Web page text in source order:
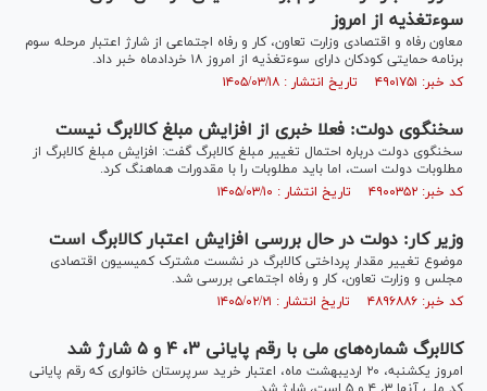
سوءتغذیه از امروز
معاون رفاه و اقتصادی وزارت تعاون، کار و رفاه اجتماعی از شارژ اعتبار مرحله سوم
برنامه حمایتی کودکان دارای سوءتغذیه از امروز ۱۸ خردادماه خبر داد.
کد خبر: ۴۹۰۱۷۵۱ تاریخ انتشار : ۱۴۰۵/۰۳/۱۸
سخنگوی دولت: فعلا خبری از افزایش مبلغ کالابرگ نیست
سخنگوی دولت درباره احتمال تغییر مبلغ کالابرگ گفت: افزایش مبلغ کالابرگ از
مطلوبات دولت است، اما باید مطلوبات را با مقدورات هماهنگ کرد.
کد خبر: ۴۹۰۰۳۵۲ تاریخ انتشار : ۱۴۰۵/۰۳/۱۰
وزیر کار: دولت در حال بررسی افزایش اعتبار کالابرگ است
موضوع تغییر مقدار پرداختی کالابرگ در نشست مشترک کمیسیون اقتصادی
مجلس و وزارت تعاون، کار و رفاه اجتماعی بررسی شد.
کد خبر: ۴۸۹۶۸۸۶ تاریخ انتشار : ۱۴۰۵/۰۲/۲۱
کالابرگ شماره‌های ملی با رقم پایانی ۳، ۴ و ۵ شارژ شد
امروز یکشنبه، ۲۰ اردیبهشت ماه، اعتبار خرید سرپرستان خانواری که رقم پایانی